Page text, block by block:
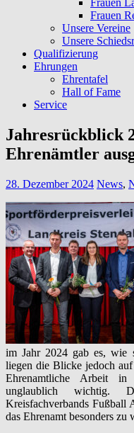
Frauen
Frauen
Unsere Vereine
Unsere
Qualifizierung
Ehrungen
Ehrentafel
Hall of Fame
Service
Jahresrückblick
Ehrenämtler
28. Dezember 2024 News,
im Jahr 2024 gab es, wie
liegen die Blicke jedoch auf
Ehrenamtliche Arbeit
unglaublich wichtig.
Kreisfachverbands Fußball
das Ehrenamt besonders zu